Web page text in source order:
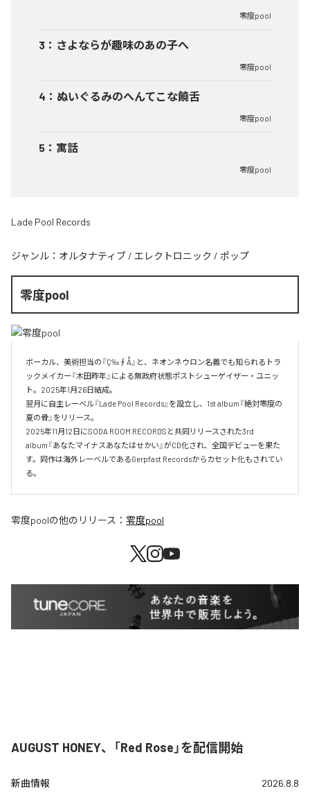
零度pool
3 ： さよならが趣味のあの子へ
零度pool
4 ： ぬいぐるみのへんてこな饒舌
零度pool
5 ： 寓話
零度pool
Lade Pool Records
ジャンル： オルタナティブ / エレクトロニック / ポップ
零度pool
ボーカル、美術担当の『Ç‰∮Å』と、ネオンネウロン名義でも知られるトラ
ックメイカー『木田昨年』による無政府状態ポストシューゲイザー・ユニッ
ト。2025年1月26日結成。
翌月に自主レーベル『Lade Pool Records』を設立し、1st album『絶対零度の
夏の骨』をリリース。
2025年11月12日にSODA ROOM RECORDSと共同リリースされた3rd
album『あなたマイナスあなたはせかい』がCD化され、全国デビューを果た
す。同作は海外レーベルであるGerpfast Recordsからカセット化もされてい
る。
零度poolの他のリリース： 零度pool
AUGUST HONEY、「Red Rose」を配信開始
新曲情報 2026.8.8